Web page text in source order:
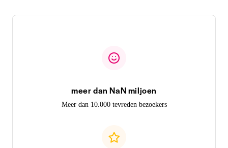
meer dan NaN miljoen
Meer dan 10.000 tevreden bezoekers